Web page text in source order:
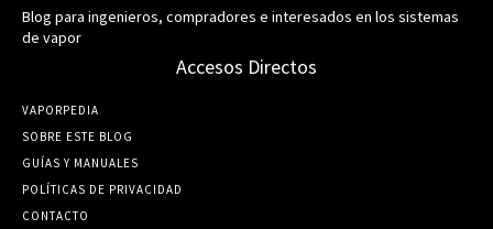
Blog para ingenieros, compradores e interesados en los sistemas
de vapor
Accesos Directos
VAPORPEDIA
SOBRE ESTE BLOG
GUÍ­AS Y MANUALES
POLÍTICAS DE PRIVACIDAD
CONTACTO